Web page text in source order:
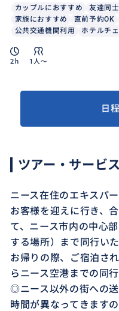
カップルにおすすめ 友達同
家族におすすめ
直前予約OK
公共交通機関利用
ホテルチ
2h 1人〜
日
ツアー・サービ
ニース在住のエキスパ
お客様を迎えに行き、
て、ニース市内の中心
する場所）まで同行いた
お帰りの際、ご宿泊さ
らニース空港までの同行
◎ニース以外の街への
時間が異なってきます